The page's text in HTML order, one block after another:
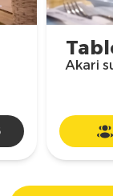
Akari